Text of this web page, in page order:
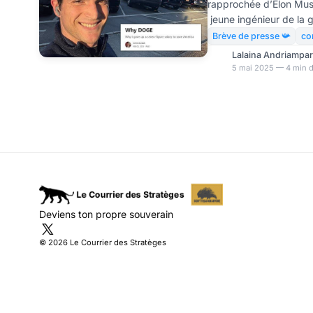
protection
rapprochée d’Elon
jeune ingénieur de la
clé d’assistant du
gouvernementale
démantèlement du
Brève de presse 📯
Lalaina
5 mai 2025 — 4 min
Deviens ton propre souverain
© 2026 Le Courrier des Stratèges